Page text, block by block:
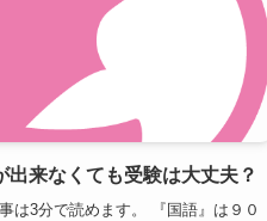
出来なくても受験は大丈夫？
は3分で読めます。 『国語』は９０